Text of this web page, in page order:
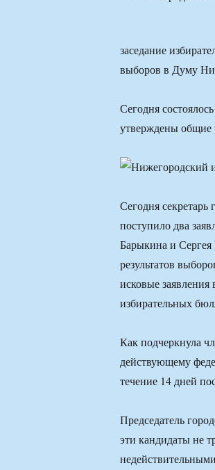
заседание
выборов в Думу
Сегодня
утверждены общие
Сегодня
поступило два
Барыкина и Сергея
результатов
исковые заявления
избирательных
Как подчеркнула
действующему
течение 14 дней
Председатель
эти кандидаты не